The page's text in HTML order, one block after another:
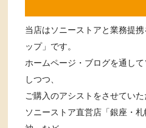
当店はソニーストアと業務提
ップ」です。
ホームページ・ブログを通し
しつつ、
ご購入のアシストをさせていた
ソニーストア直営店「銀座・